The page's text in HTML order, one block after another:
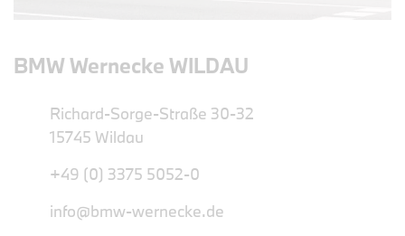
BMW Wernecke WILDAU
Richard-Sorge-Straße 30-32
15745 Wildau
+49 (0) 3375 5052-0
info@bmw-wernecke.de